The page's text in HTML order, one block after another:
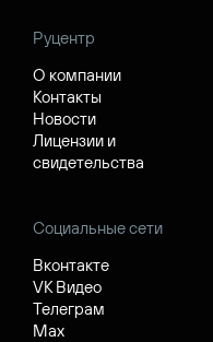
Руцентр
О компании
Контакты
Новости
Лицензии и
свидетельства
Социальные сети
Вконтакте
VK Видео
Телеграм
Max